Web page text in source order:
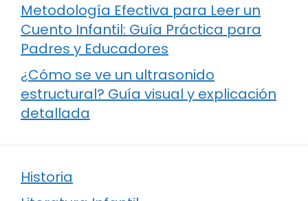
Metodología Efectiva para Leer un
Cuento Infantil: Guía Práctica para
Padres y Educadores
¿Cómo se ve un ultrasonido
estructural? Guía visual y explicación
detallada
Historia